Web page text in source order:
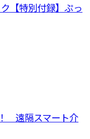
【特別付録】ぷっ
遠隔スマート介